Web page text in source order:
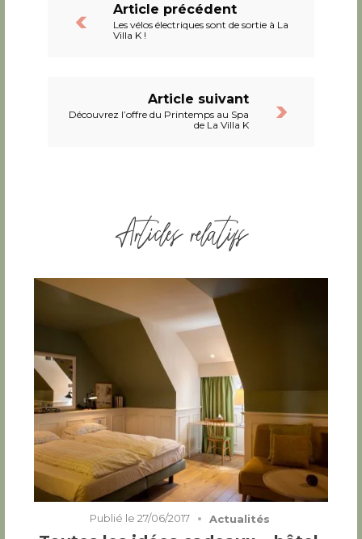
Article précédent
Les vélos électriques sont de sortie à La
Villa K !
Article suivant
Découvrez l’offre du Printemps au Spa
de La Villa K
Articles relatifs
Publié le 27/06/2017 Actualités